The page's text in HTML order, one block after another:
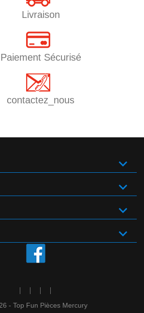
Livraison
Paiement Sécurisé
contactez_nous




- Top Fun Pièces Mercury